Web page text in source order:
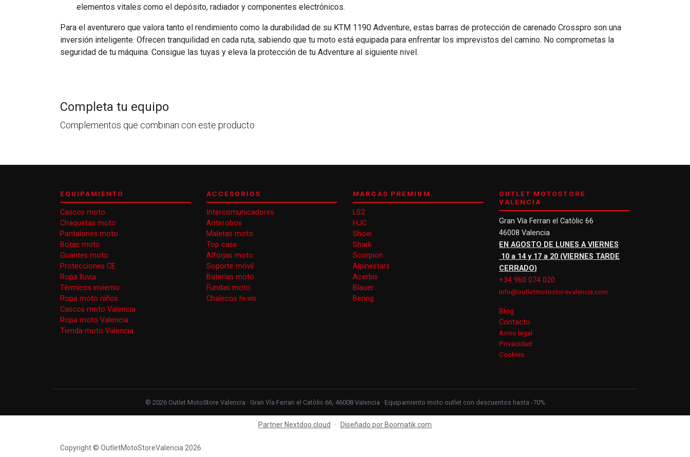
elementos vitales como el depósito, radiador y componentes electrónicos.
Para el aventurero que valora tanto el rendimiento como la durabilidad de su KTM 1190 Adventure, estas barras de protección de carenado Crosspro son una
inversión inteligente. Ofrecen tranquilidad en cada ruta, sabiendo que tu moto está equipada para enfrentar los imprevistos del camino. No comprometas la
seguridad de tu máquina. Consigue las tuyas y eleva la protección de tu Adventure al siguiente nivel.
Completa tu equipo
Complementos que combinan con este producto
EQUIPAMIENTO
Cascos moto
Chaquetas moto
Pantalones moto
Botas moto
Guantes moto
Protecciones CE
Ropa lluvia
Térmicos invierno
Ropa moto niños
Cascos moto Valencia
Ropa moto Valencia
Tienda moto Valencia
ACCESORIOS
Intercomunicadores
Antirrobos
Maletas moto
Top case
Alforjas moto
Soporte móvil
Baterías moto
Fundas moto
Chalecos hi-vis
MARCAS PREMIUM
LS2
HJC
Shoei
Shark
Scorpion
Alpinestars
Acerbis
Blauer
Bering
OUTLET MOTOSTORE
VALENCIA
Gran Vía Ferran el Catòlic 66
46008 Valencia
EN AGOSTO DE LUNES A VIERNES
10 a 14 y 17 a 20 (VIERNES TARDE
CERRADO)
+34 960 074 020
info@outletmotostorevalencia.com
Blog
Contacto
Aviso legal
Privacidad
Cookies
© 2026 Outlet MotoStore Valencia · Gran Vía Ferran el Catòlic 66, 46008 Valencia · Equipamiento moto outlet con descuentos hasta -70%
Partner Nextdoo.cloud · Diseñado por Boomatik.com
Copyright © OutletMotoStoreValencia 2026